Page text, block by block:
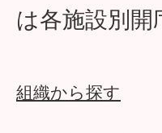
は各施設別
組織から探す